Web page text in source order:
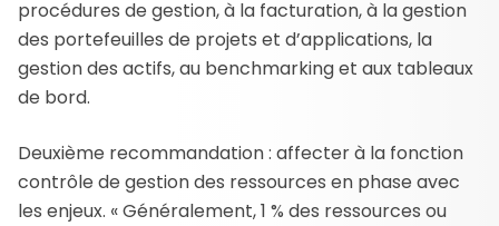
procédures de gestion, à la facturation, à la gestion
des portefeuilles de projets et d’applications, la
gestion des actifs, au benchmarking et aux tableaux
de bord.
Deuxième recommandation : affecter à la fonction
contrôle de gestion des ressources en phase avec
les enjeux. « Généralement, 1 % des ressources ou